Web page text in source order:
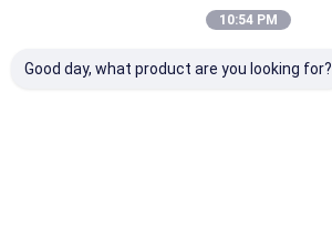
10:54 PM
Good day, what product are you looking for?